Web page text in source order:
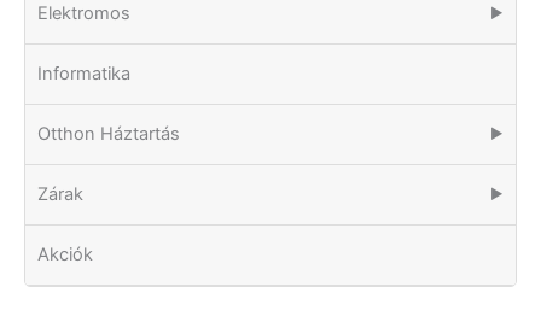
Elektromos ▶
Informatika
Otthon Háztartás ▶
Zárak ▶
Akciók